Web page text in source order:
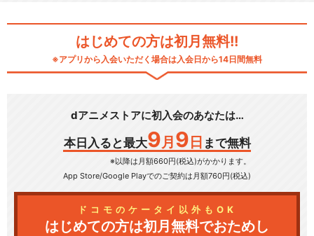
はじめての方は初月無料!!
※アプリから入会いただく場合は入会日から14日間無料
dアニメストアに初入会のあなたは…
本日入ると最大9 月 9 日 まで無料
※以降は月額660円(税込)がかかります。
App Store/Google Playでのご契約は月額760円(税込)
ドコモのケータイ以外もOK
はじめての方は初月無料でおためし